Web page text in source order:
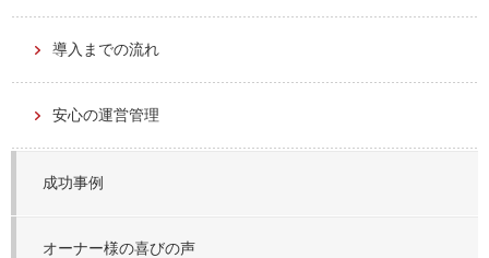
導入までの流れ
安心の運営管理
成功事例
オーナー様の喜びの声